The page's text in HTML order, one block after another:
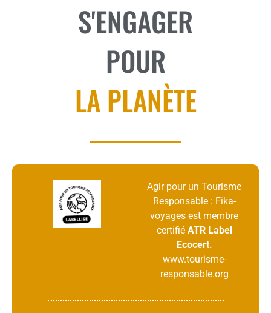
S'ENGAGER
POUR
LA PLANÈTE
Agir pour un Tourisme
Responsable : Fika-
voyages est membre
certifié ATR Label
Ecocert.
www.tourisme-
responsable.org